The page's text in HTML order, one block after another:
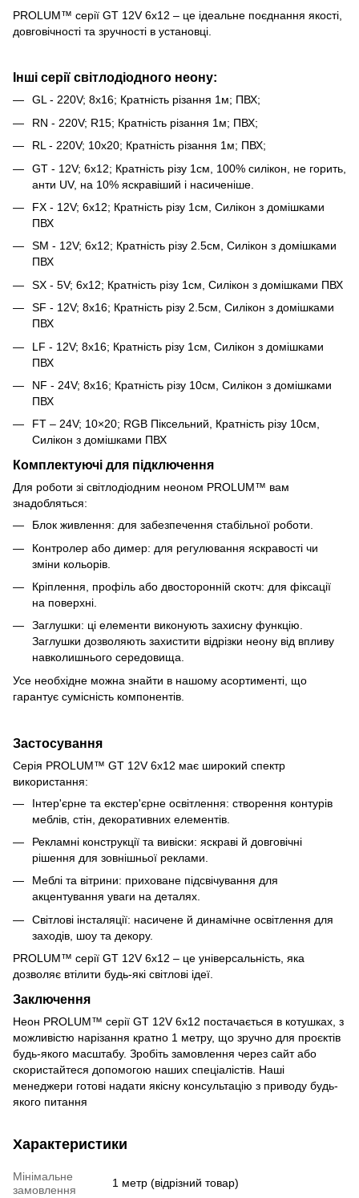
PROLUM™ серії GT 12V 6x12 – це ідеальне поєднання якості,
довговічності та зручності в установці.
Інші серії світлодіодного неону:
GL - 220V; 8x16; Кратність різання 1м; ПВХ;
RN - 220V; R15; Кратність різання 1м; ПВХ;
RL - 220V; 10x20; Кратність різання 1м; ПВХ;
GT - 12V; 6x12; Кратність різу 1см, 100% силікон, не горить,
анти UV, на 10% яскравіший і насиченіше.
FX - 12V; 6x12; Кратність різу 1см, Силікон з домішками
ПВХ
SM - 12V; 6x12; Кратність різу 2.5см, Силікон з домішками
ПВХ
SX - 5V; 6x12; Кратність різу 1см, Силікон з домішками ПВХ
SF - 12V; 8x16; Кратність різу 2.5см, Силікон з домішками
ПВХ
LF - 12V; 8x16; Кратність різу 1см, Силікон з домішками
ПВХ
NF - 24V; 8x16; Кратність різу 10см, Силікон з домішками
ПВХ
FT – 24V; 10×20; RGB Піксельний, Кратність різу 10см,
Силікон з домішками ПВХ
Комплектуючі для підключення
Для роботи зі світлодіодним неоном PROLUM™ вам
знадобляться:
Блок живлення: для забезпечення стабільної роботи.
Контролер або димер: для регулювання яскравості чи
зміни кольорів.
Кріплення, профіль або двосторонній скотч: для фіксації
на поверхні.
Заглушки: ці елементи виконують захисну функцію.
Заглушки дозволяють захистити відрізки неону від впливу
навколишнього середовища.
Усе необхідне можна знайти в нашому асортименті, що
гарантує сумісність компонентів.
Застосування
Серія PROLUM™ GT 12V 6x12 має широкий спектр
використання:
Інтер'єрне та екстер'єрне освітлення: створення контурів
меблів, стін, декоративних елементів.
Рекламні конструкції та вивіски: яскраві й довговічні
рішення для зовнішньої реклами.
Меблі та вітрини: приховане підсвічування для
акцентування уваги на деталях.
Світлові інсталяції: насичене й динамічне освітлення для
заходів, шоу та декору.
PROLUM™ серії GT 12V 6x12 – це універсальність, яка
дозволяє втілити будь-які світлові ідеї.
Заключення
Неон PROLUM™ серії GT 12V 6x12 постачається в котушках, з
можливістю нарізання кратно 1 метру, що зручно для проєктів
будь-якого масштабу. Зробіть замовлення через сайт або
скористайтеся допомогою наших спеціалістів. Наші
менеджери готові надати якісну консультацію з приводу будь-
якого питання
Характеристики
Мінімальне
замовлення
1 метр (відрізний товар)